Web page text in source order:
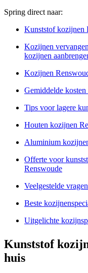
Spring direct naar:
Kunststof kozijnen
Kozijnen
kozijnen
Kozijnen
Gemiddelde
Tips voor lagere
Houten kozijnen
Aluminium
Offerte voor
Renswoude
Veelgestelde
Beste
Uitgelichte
Kunststof
huis